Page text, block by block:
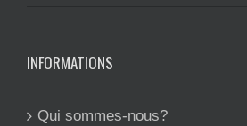
INFORMATIONS
Qui sommes-nous?